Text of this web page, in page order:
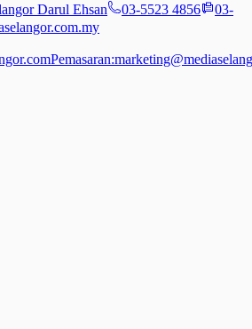
Darul Ehsan
03-5523 4856
03-
Pemasaran: